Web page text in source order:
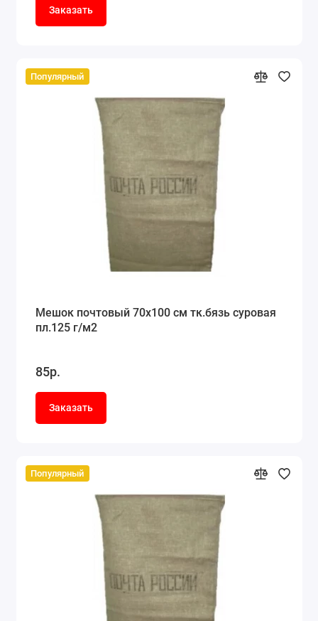
Заказать
Популярный
Мешок почтовый 70x100 см тк.бязь суровая
пл.125 г/м2
85р.
Заказать
Популярный